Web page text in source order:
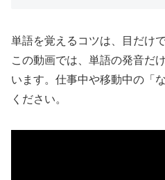
単語を覚えるコツは、目だけで
この動画では、単語の発音だ
います。仕事中や移動中の「
ください。